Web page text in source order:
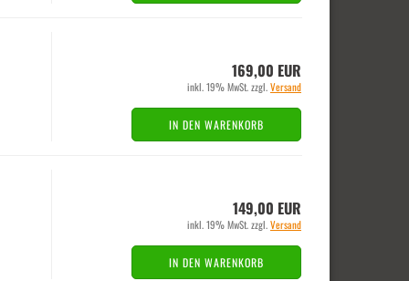
169,00 EUR
inkl. 19% MwSt. zzgl.Versand
IN DEN WARENKORB
149,00 EUR
inkl. 19% MwSt. zzgl.Versand
IN DEN WARENKORB